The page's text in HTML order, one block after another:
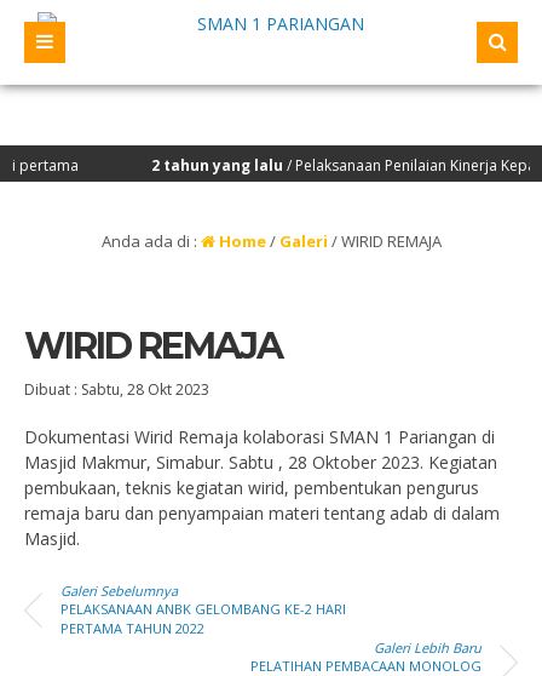
2 tahun yang lalu/ Pelaksanaan Penilaian Kinerja Kepala
Studi Tiru oleh OSIS/ MPK TP 2022/2023 beserta Siswa Berprestasi ke
Anda ada di : Home/ Galeri /WIRID REMAJA
WIRID REMAJA
Dibuat : Sabtu, 28 Okt 2023
Dokumentasi Wirid Remaja kolaborasi SMAN 1 Pariangan di
Masjid Makmur, Simabur. Sabtu , 28 Oktober 2023. Kegiatan
pembukaan, teknis kegiatan wirid, pembentukan pengurus
remaja baru dan penyampaian materi tentang adab di dalam
Masjid.
Galeri Sebelumnya
PELAKSANAAN ANBK GELOMBANG KE-2 HARI
PERTAMA TAHUN 2022
Galeri Lebih Baru
PELATIHAN PEMBACAAN MONOLOG